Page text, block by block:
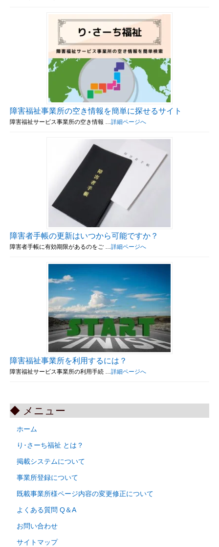
障害福祉事業所の空き情報を簡単に探せるサイト
障害福祉サービス事業所の空き情報 …詳細ページへ
障害者手帳の更新はいつから可能ですか？
障害者手帳に有効期限があるのをご …詳細ページへ
障害福祉事業所を利用するには？
障害福祉サービス事業所の利用手続 …詳細ページへ
◆ メニュー
ホーム
り･さーち福祉 とは？
掲載システムについて
事業所登録について
既載事業所様ページ内容の変更修正について
よくある質問 Q＆A
お問い合わせ
サイトマップ